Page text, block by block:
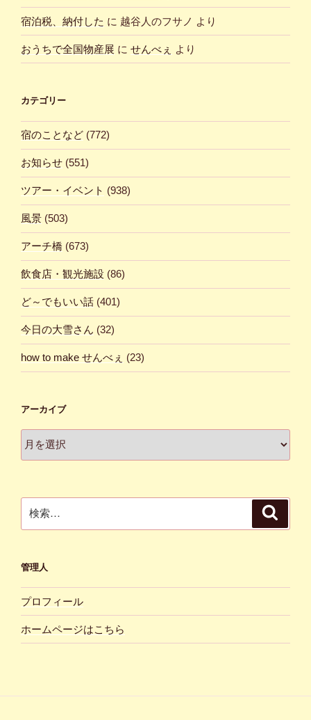
宿泊税、納付した に 越谷人のフサノ より
おうちで全国物産展 に せんべぇ より
カテゴリー
宿のことなど (772)
お知らせ (551)
ツアー・イベント (938)
風景 (503)
アーチ橋 (673)
飲食店・観光施設 (86)
ど～でもいい話 (401)
今日の大雪さん (32)
how to make せんべぇ (23)
アーカイブ
ー
索:
管理人
プロフィール
ホームページはこちら